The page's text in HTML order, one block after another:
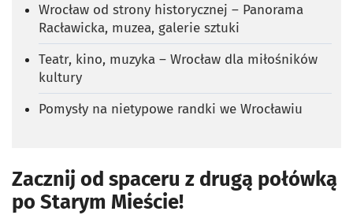
Wrocław od strony historycznej – Panorama
Racławicka, muzea, galerie sztuki
Teatr, kino, muzyka – Wrocław dla miłośników
kultury
Pomysły na nietypowe randki we Wrocławiu
Zacznij od spaceru z drugą połówką
po Starym Mieście!